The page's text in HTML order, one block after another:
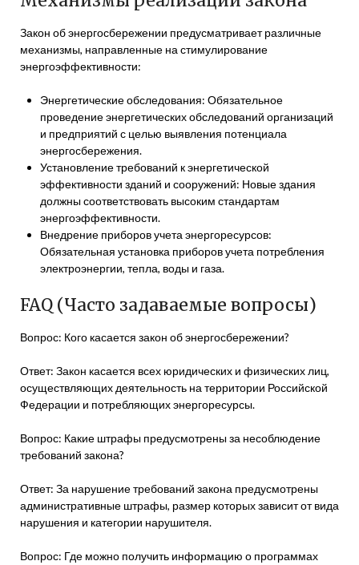
Закон об энергосбережении предусматривает различные
механизмы, направленные на стимулирование
энергоэффективности:
Энергетические обследования: Обязательное
проведение энергетических обследований организаций
и предприятий с целью выявления потенциала
энергосбережения.
Установление требований к энергетической
эффективности зданий и сооружений: Новые здания
должны соответствовать высоким стандартам
энергоэффективности.
Внедрение приборов учета энергоресурсов:
Обязательная установка приборов учета потребления
электроэнергии, тепла, воды и газа.
FAQ (Часто задаваемые вопросы)
Вопрос: Кого касается закон об энергосбережении?
Ответ: Закон касается всех юридических и физических лиц,
осуществляющих деятельность на территории Российской
Федерации и потребляющих энергоресурсы.
Вопрос: Какие штрафы предусмотрены за несоблюдение
требований закона?
Ответ: За нарушение требований закона предусмотрены
административные штрафы, размер которых зависит от вида
нарушения и категории нарушителя.
Вопрос: Где можно получить информацию о программах